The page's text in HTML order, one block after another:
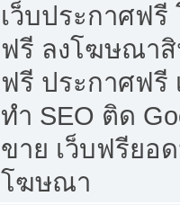
เว็บประกาศฟ
ฟรี ลงโฆษณา
ฟรี ประกาศฟรี
ทำ SEO ติด
ขาย เว็บฟรียอ
โฆษณา